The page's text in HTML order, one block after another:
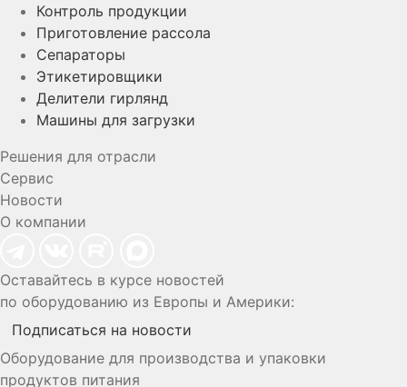
Контроль продукции
Приготовление рассола
Сепараторы
Этикетировщики
Делители гирлянд
Машины для загрузки
Решения для отрасли
Сервис
Новости
О компании
Оставайтесь в курсе новостей
по оборудованию из Европы и Америки:
Подписаться на новости
Оборудование для производства и упаковки
продуктов питания